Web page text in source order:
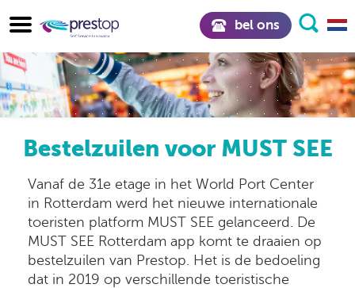
bel ons
Bestelzuilen voor MUST SEE
Vanaf de 31e etage in het World Port Center
in Rotterdam werd het nieuwe internationale
toeristen platform MUST SEE gelanceerd. De
MUST SEE Rotterdam app komt te draaien op
bestelzuilen van Prestop. Het is de bedoeling
dat in 2019 op verschillende toeristische